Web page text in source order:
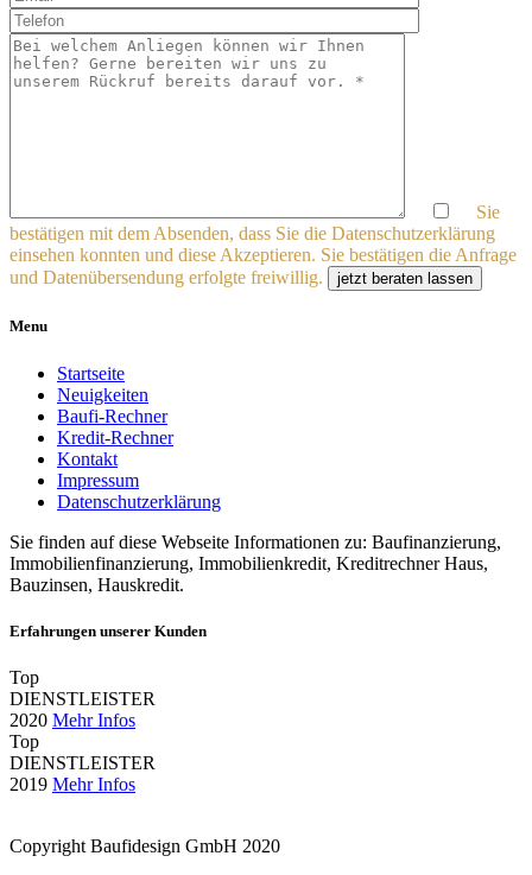
Sie
bestätigen mit dem Absenden, dass Sie die Datenschutzerklärung
einsehen konnten und diese Akzeptieren. Sie bestätigen die Anfrage
und Datenübersendung erfolgte freiwillig.
jetzt beraten lassen
Menu
Startseite
Neuigkeiten
Baufi-Rechner
Kredit-Rechner
Kontakt
Impressum
Datenschutzerklärung
Sie finden auf diese Webseite Informationen zu: Baufinanzierung,
Immobilienfinanzierung, Immobilienkredit, Kreditrechner Haus,
Bauzinsen, Hauskredit.
Erfahrungen unserer Kunden
Top
DIENSTLEISTER
2020 Mehr Infos
Top
DIENSTLEISTER
2019 Mehr Infos
Copyright Baufidesign GmbH 2020